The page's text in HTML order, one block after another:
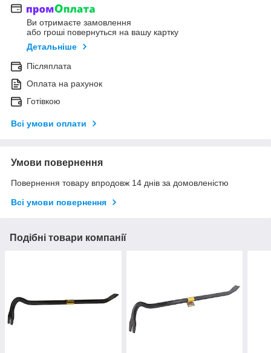
Ви отримаєте замовлення
або гроші повернуться на вашу картку
Детальніше
Післяплата
Оплата на рахунок
Готівкою
Всі умови оплати
Умови повернення
Повернення товару впродовж 14 днів за домовленістю
Всі умови повернення
Подібні товари компанії